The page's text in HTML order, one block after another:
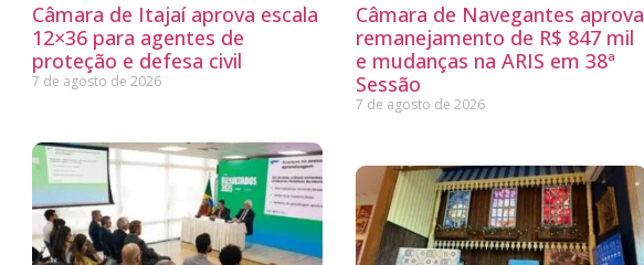
Câmara de Itajaí aprova escala
12×36 para agentes de
proteção e defesa civil
7 de agosto de 2026
Câmara de Navegantes aprova
remanejamento de R$ 847 mil
e mudanças na ARIS em 38ª
Sessão
7 de agosto de 2026